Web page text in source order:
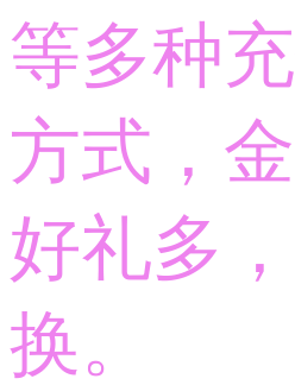
等多种
方式，
好礼多
换。